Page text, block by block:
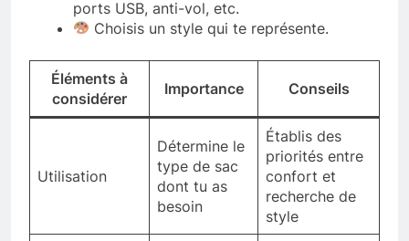
ports USB, anti-vol, etc.
Choisis un style qui te représente.
Éléments à
considérer
Importance Conseils
Utilisation
Détermine le
type de sac
dont tu as
besoin
Établis des
priorités entre
confort et
recherche de
style